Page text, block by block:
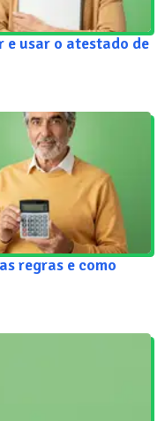
usar o atestado de
regras e como